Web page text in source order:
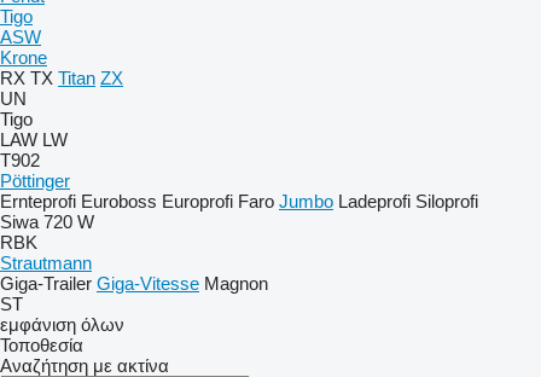
Tigo
ASW
Krone
RX TX Titan ZX
UN
Tigo
LAW LW
T902
Pöttinger
Ernteprofi Euroboss Europrofi Faro Jumbo Ladeprofi Siloprofi
Siwa 720 W
RBK
Strautmann
Giga-Trailer Giga-Vitesse Magnon
ST
εμφάνιση όλων
Τοποθεσία
Αναζήτηση με ακτίνα